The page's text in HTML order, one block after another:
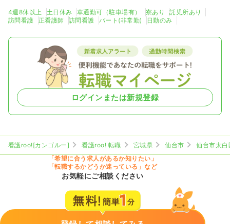
4週8休以上 土日休み 車通勤可（駐車場有） 寮あり
託児所あり
訪問看護
正看護師 訪問看護 パート(非常勤) 日勤のみ
ログインまたは新規登録
看護roo![カンゴルー] 看護roo! 転職 宮城県 仙台市
仙台市太白
「希望に合う求人があるか知りたい」
「転職するかどうか迷っている」など
お気軽にご相談ください